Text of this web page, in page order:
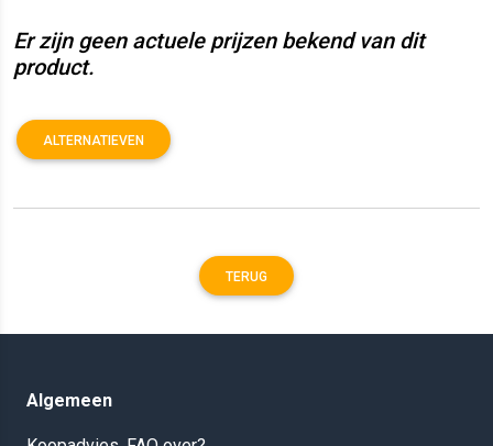
Er zijn geen actuele prijzen bekend van dit
product.
ALTERNATIEVEN
TERUG
Algemeen